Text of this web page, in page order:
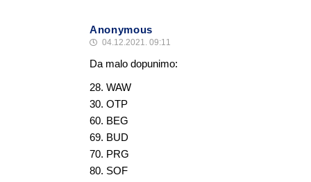
Anonymous
04.12.2021. 09:11
Da malo dopunimo:
28. WAW
30. OTP
60. BEG
69. BUD
70. PRG
80. SOF